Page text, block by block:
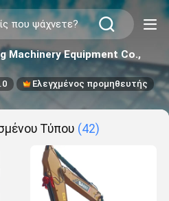
Machinery Equipment Co.,
Ελεγχμένος προμηθευτής
Τύπου (42)